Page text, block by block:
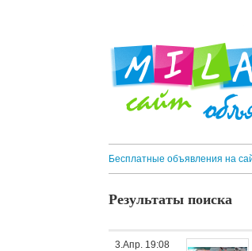
Бесплатные объявления на
Результаты поиска
3.Апр. 19:08